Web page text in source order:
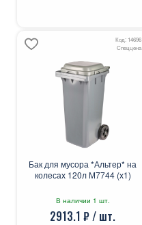
Код: 14696
Спеццена
Бак для мусора *Альтер* на
колесах 120л М7744 (х1)
В наличии 1 шт.
2913.1 ₽ / шт.